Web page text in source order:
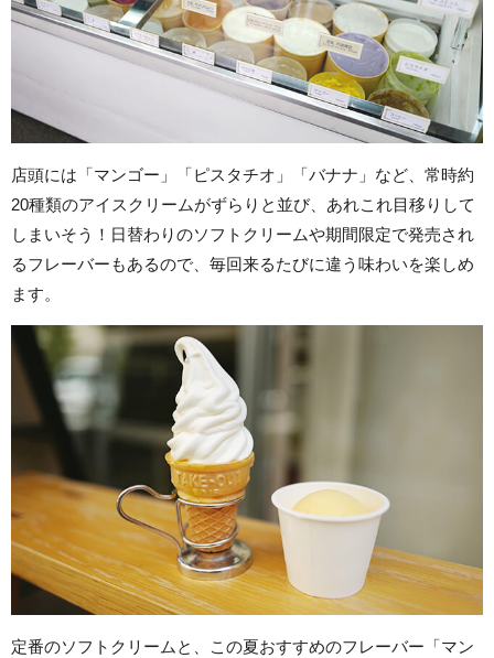
店頭には「マンゴー」「ピスタチオ」「バナナ」など、常時約
20種類のアイスクリームがずらりと並び、あれこれ目移りして
しまいそう！日替わりのソフトクリームや期間限定で発売され
るフレーバーもあるので、毎回来るたびに違う味わいを楽しめ
ます。
定番のソフトクリームと、この夏おすすめのフレーバー「マン